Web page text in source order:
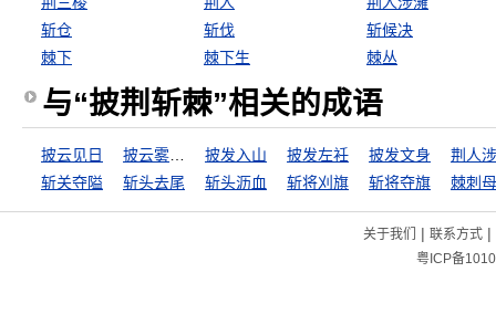
斩仓
斩伐
斩候决
棘下
棘下生 棘丛
与“披荆斩棘”相关的成语
披云见日 披发入山 披发左衽 披发文身
荆人
斩关夺隘
斩头去尾 斩头沥血 斩将刈旗 斩将夺旗 棘刺
关于我们 | 联系方式|
粤ICP备